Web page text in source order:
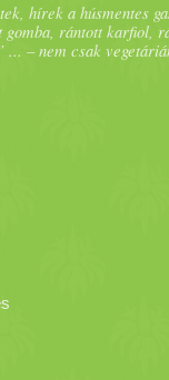
hírek a húsmentes
gomba, rántott karfiol,
... – nem csak